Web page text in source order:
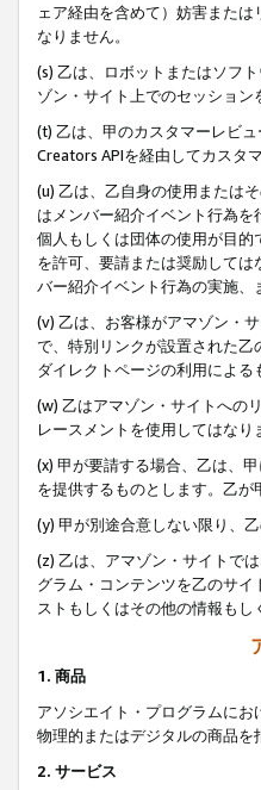
ェア経由を含めて）妨害また
なりません。
(s) 乙は、ロボットまたはソフ
ゾン・サイト上でのセッション
(t) 乙は、甲のカスタマーレビ
Creators APIを経由してカスタ
(u) 乙は、乙自身の使用または
はメンバー紹介イベント行為
個人もしくは団体の使用が目
を許可、要請または奨励して
バー紹介イベント行為の実施
(v) 乙は、お客様がアマゾン・
で、特別リンクが設置された
ダイレクトページの利用によ
(w) 乙はアマゾン・サイトへの
レースメントを使用してはなり
(x) 甲が要請する場合、乙は、
を提供するものとします。乙
(y) 甲が別途合意しない限り、
(z) 乙は、アマゾン・サイトで
グラム・コンテンツを乙のサ
ストもしくはその他の情報も
1. 商品
アソシエイト・プログラムに
物理的またはデジタルの商品を
2. サービス